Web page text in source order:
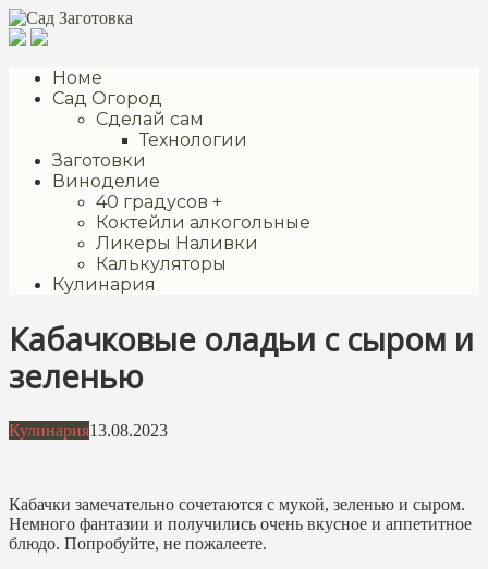
Перейти
к
Номе
Сад Огород
Сделай сам
Технологии
Заготовки
Виноделие
40 градусов +
Коктейли алкогольные
Ликеры Наливки
Калькуляторы
Кулинария
Кабачковые оладьи с сыром и
зеленью
Кулинария13.08.2023
Кабачки замечательно сочетаются с мукой, зеленью и сыром.
Немного фантазии и получились очень вкусное и аппетитное
блюдо. Попробуйте, не пожалеете.